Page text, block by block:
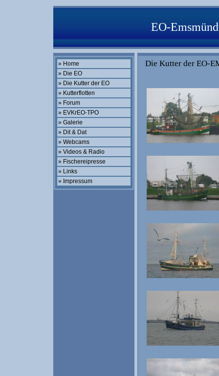
EO-
» Home
» Die EO
» Die Kutter der EO
» Kutterflotten
» Forum
» EVKrEO-TPO
» Galerie
» Dit & Dat
» Webcams
» Videos & Radio
» Fischereipresse
» Links
» Impressum
Die Kutter der